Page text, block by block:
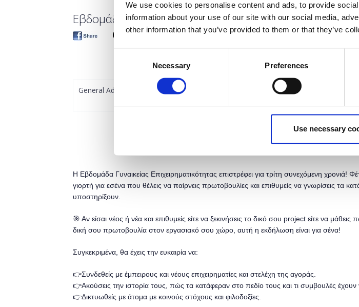
We use cookies to personalise content and ads, to provide
information about your use of our site with our social media,
other information that you’ve provided to them or that they’ve
Necessary Preferences
Use necessary
Εβδομάδα Γυναικείας Επιχειρηματικότητας 2018
General Admission
Η Εβδομάδα Γυναικείας Επιχειρηματικότητας επιστρέφει για τρίτη συνεχόμενη χρονιά!
γιορτή για εσένα που θέλεις να παίρνεις πρωτοβουλίες και επιθυμείς να γνωρίσεις τα
υποστηρίξουν.
🎯 Αν είσαι νέος ή νέα και επιθυμείς είτε να ξεκινήσεις το δικό σου project είτε να μάθεις
δική σου πρωτοβουλία στον εργασιακό σου χώρο, αυτή η εκδήλωση είναι για σένα!
Συγκεκριμένα, θα έχεις την ευκαιρία να:
👉Συνδεθείς με έμπειρους και νέους επιχειρηματίες και στελέχη της αγοράς.
👉Ακούσεις την ιστορία τους, πώς τα κατάφεραν στο πεδίο τους και τι συμβουλές
👉Δικτυωθείς με άτομα με κοινούς στόχους και φιλοδοξίες.